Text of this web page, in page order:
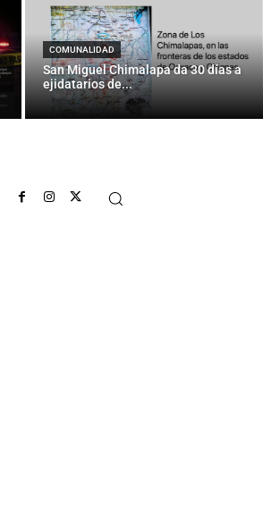
COMUNALIDAD
San Miguel Chimalapa da 30 días a
ejidatarios de...